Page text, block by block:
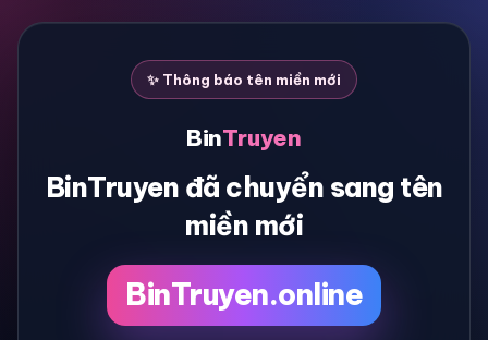
✨ Thông báo tên miền mới
BinTruyen
BinTruyen đã chuyển sang tên
miền mới
BinTruyen.online